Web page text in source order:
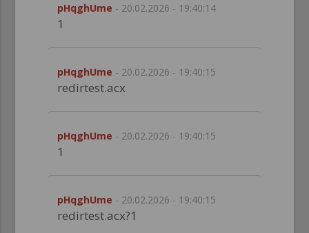
pHqghUme - 20.02.2026 - 19:40:14
1
pHqghUme - 20.02.2026 - 19:40:15
redirtest.acx
pHqghUme - 20.02.2026 - 19:40:15
1
pHqghUme - 20.02.2026 - 19:40:15
redirtest.acx?1